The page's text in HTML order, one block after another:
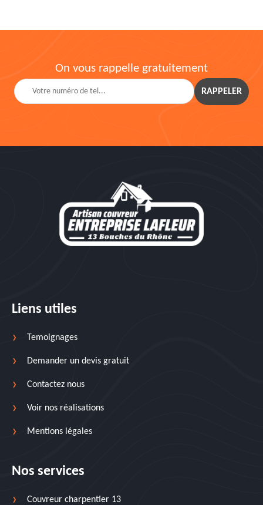
On vous rappelle gratuitement
Liens utiles
Temoignages
Demander un devis gratuit
Contactez nous
Voir nos réalisations
Mentions légales
Nos services
Couvreur charpentier 13